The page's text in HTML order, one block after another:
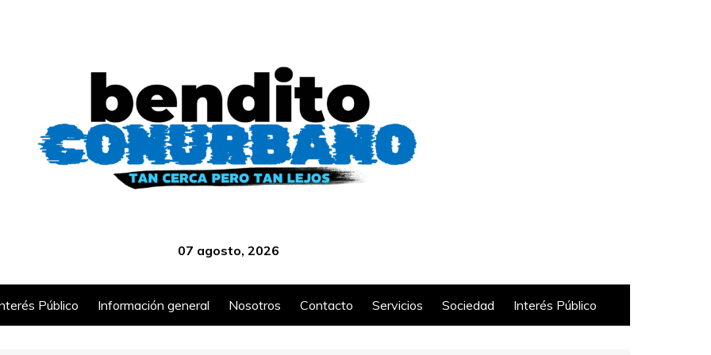
07 agosto, 2026
Público Información general Nosotros Contacto Servicios Sociedad Interés Público